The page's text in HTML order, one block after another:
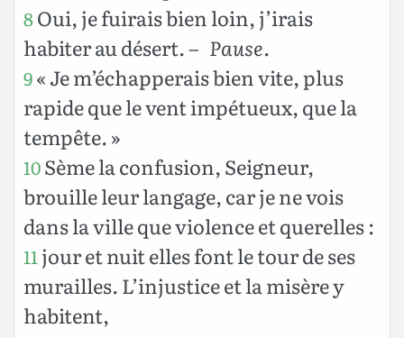
8Oui, je fuirais bien loin, j’irais
habiter au désert.– Pause.
9« Je m’échapperais bien vite, plus
rapide que le vent impétueux, que la
tempête. »
10Sème la confusion, Seigneur,
brouille leur langage, car je ne vois
dans la ville que violence et querelles :
11 jour et nuit elles font le tour de ses
murailles. L’injustice et la misère y
habitent,